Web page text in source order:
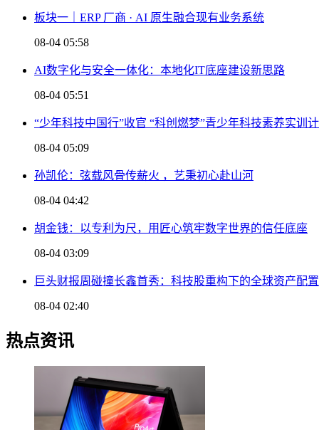
板块一｜ERP 厂商 · AI 原生融合现有业务系统
08-04 05:58
AI数字化与安全一体化：本地化IT底座建设新思路
08-04 05:51
“少年科技中国行”收官 “科创燃梦”青少年科技素养实训
08-04 05:09
孙凯伦：弦载风骨传薪火 ，艺秉初心赴山河
08-04 04:42
胡金钱：以专利为尺，用匠心筑牢数字世界的信任底座
08-04 03:09
巨头财报周碰撞长鑫首秀：科技股重构下的全球资产配
08-04 02:40
热点资讯